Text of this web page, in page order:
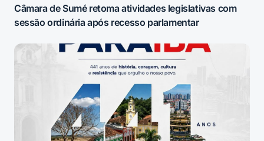
Câmara de Sumé retoma atividades legislativas com
sessão ordinária após recesso parlamentar